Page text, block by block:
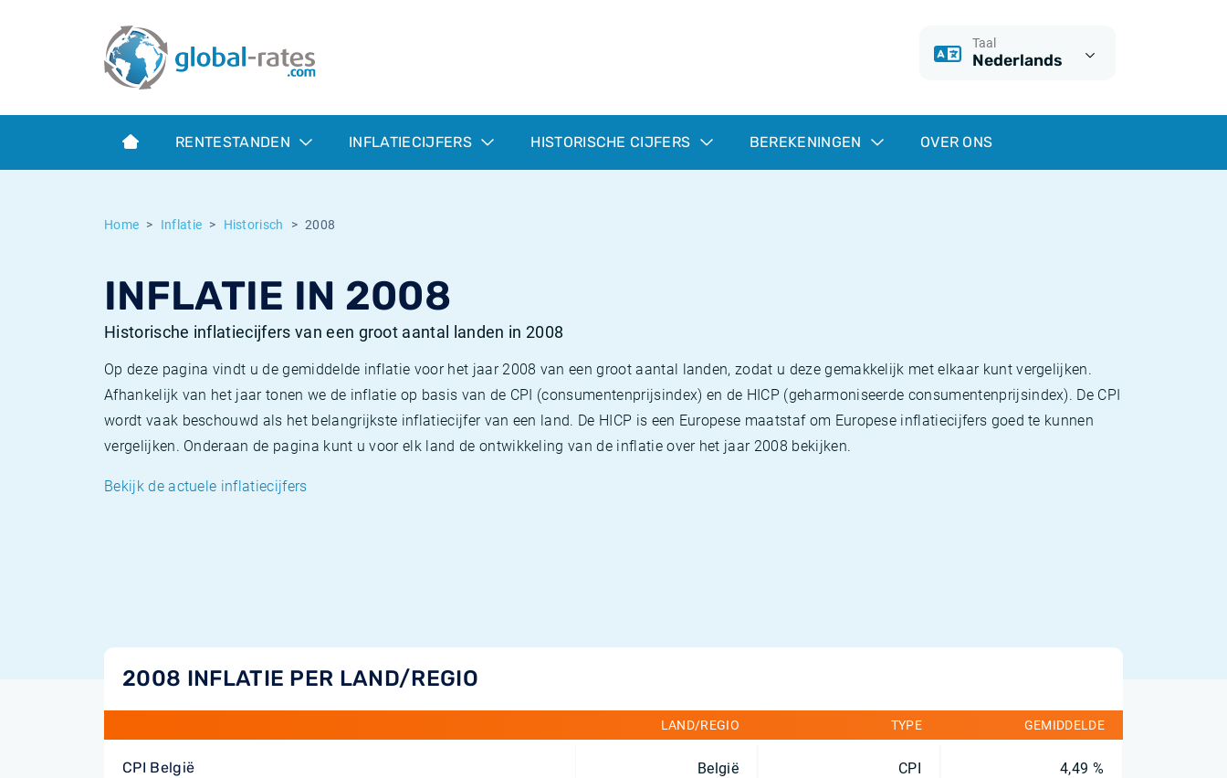
Taal
Nederlands
RENTESTANDEN INFLATIECIJFERS HISTORISCHE CIJFERS BEREKENINGEN OVER ONS
Home Inflatie Historisch 2008
INFLATIE IN 2008
Historische inflatiecijfers van een groot aantal landen in 2008
Op deze pagina vindt u de gemiddelde inflatie voor het jaar 2008 van een groot aantal landen, zodat u deze gemakkelijk met elkaar kunt vergelijken.
Afhankelijk van het jaar tonen we de inflatie op basis van de CPI (consumentenprijsindex) en de HICP (geharmoniseerde consumentenprijsindex). De CPI
wordt vaak beschouwd als het belangrijkste inflatiecijfer van een land. De HICP is een Europese maatstaf om Europese inflatiecijfers goed te kunnen
vergelijken. Onderaan de pagina kunt u voor elk land de ontwikkeling van de inflatie over het jaar 2008 bekijken.
Bekijk de actuele inflatiecijfers
2008 INFLATIE PER LAND/REGIO
LAND/REGIO TYPE GEMIDDELDE
CPI België België CPI 4,49 %
Term SOFR
Wat is CPI inflatie?
Wat is HICP inflatie?
Europese inflatie - HICP
Euribor historie
ESTER historie
Historische inflatie
Inflatiecalculator